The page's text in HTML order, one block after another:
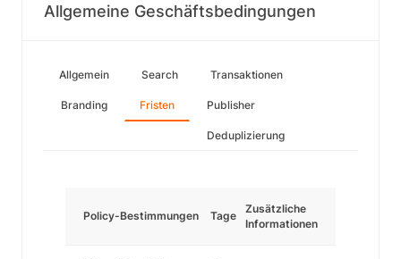
Allgemeine Geschäftsbedingungen
Allgemein Search Transaktionen
Branding Fristen Publisher
Deduplizierung
Policy-Bestimmungen Tage
Zusätzliche
Informationen